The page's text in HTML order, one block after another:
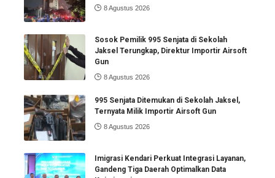
8 Agustus 2026
Sosok Pemilik 995 Senjata di Sekolah
Jaksel Terungkap, Direktur Importir Airsoft
Gun
8 Agustus 2026
995 Senjata Ditemukan di Sekolah Jaksel,
Ternyata Milik Importir Airsoft Gun
8 Agustus 2026
Imigrasi Kendari Perkuat Integrasi Layanan,
Gandeng Tiga Daerah Optimalkan Data